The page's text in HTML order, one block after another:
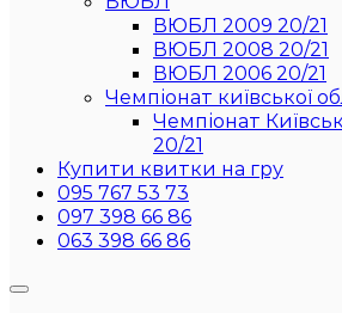
ВЮБЛ 2009 20/21
ВЮБЛ 2008 20/21
ВЮБЛ 2006 20/21
Чемпіонат київської
Чемпіонат
20/21
Купити квитки на гру
095 767 53 73
097 398 66 86
063 398 66 86